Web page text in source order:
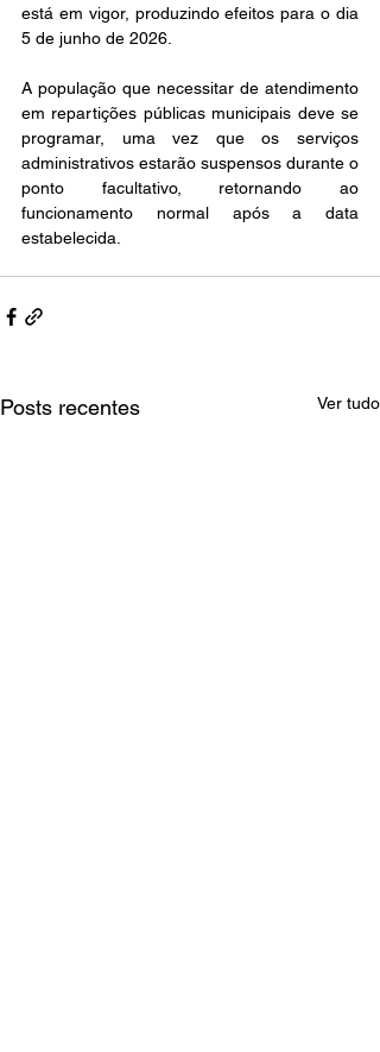
está em vigor, produzindo efeitos para o dia
5 de junho de 2026.
A população que necessitar de atendimento
em repartições públicas municipais deve se
programar, uma vez que os serviços
administrativos estarão suspensos durante o
ponto facultativo, retornando ao
funcionamento normal após a data
estabelecida.
Posts recentes Ver tudo